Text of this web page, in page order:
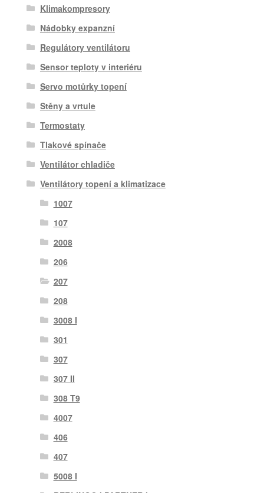
Klimakompresory
Nádobky expanzní
Regulátory ventilátoru
Sensor teploty v interiéru
Servo motůrky topení
Stěny a vrtule
Termostaty
Tlakové spínače
Ventilátor chladiče
Ventilátory topení a klimatizace
1007
107
2008
206
207
208
3008 I
301
307
307 II
308 T9
4007
406
407
5008 I